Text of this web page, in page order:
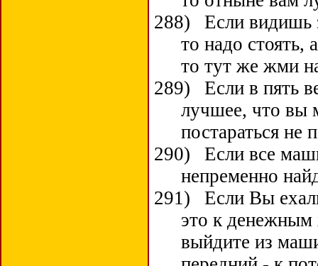
288)
Если видишь
то надо стоять,
то тут же жми
289)
Если в пять
лучшее, что вы
постараться не
290)
Если все
непременно
291)
Если Вы
это к денежным
выйдите из